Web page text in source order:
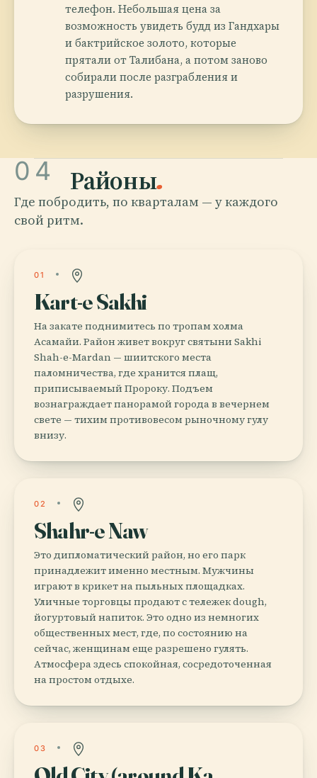
телефон. Небольшая цена за
возможность увидеть будд из Гандхары
и бактрийское золото, которые
прятали от Талибана, а потом заново
собирали после разграбления и
разрушения.
04 Районы.
Где побродить, по кварталам — у каждого
свой ритм.
01
Kart-e Sakhi
На закате поднимитесь по тропам холма
Асамайи. Район живет вокруг святыни Sakhi
Shah-e-Mardan — шиитского места
паломничества, где хранится плащ,
приписываемый Пророку. Подъем
вознаграждает панорамой города в вечернем
свете — тихим противовесом рыночному гулу
внизу.
02
Shahr-e Naw
Это дипломатический район, но его парк
принадлежит именно местным. Мужчины
играют в крикет на пыльных площадках.
Уличные торговцы продают с тележек dough,
йогуртовый напиток. Это одно из немногих
общественных мест, где, по состоянию на
сейчас, женщинам еще разрешено гулять.
Атмосфера здесь спокойная, сосредоточенная
на простом отдыхе.
03